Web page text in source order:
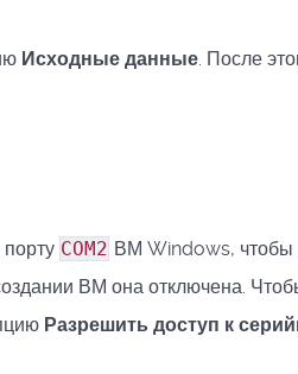
Исходные данные. После
COM2 ВМ Windows, чтобы
ВМ она отключена.
Разрешить доступ к